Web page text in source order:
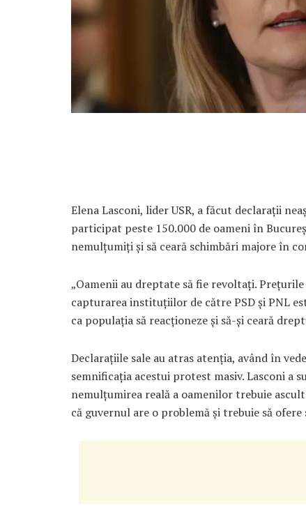
Elena Lasconi, lider USR, a făcut declarații
participat peste 150.000 de oameni în
nemulțumiți și să ceară schimbări majore în
„Oamenii au dreptate să fie revoltați.
capturarea instituțiilor de către PSD și PNL
ca populația să reacționeze și să-și ceară
Declarațiile sale au atras atenția, având în
semnificația acestui protest masiv. Lasconi a
nemulțumirea reală a oamenilor trebuie
că guvernul are o problemă și trebuie să ofere